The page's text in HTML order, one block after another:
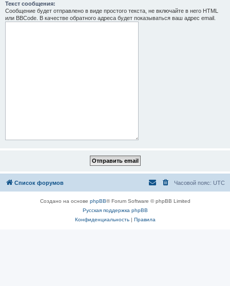
Текст сообщения:
Сообщение будет отправлено в виде простого текста, не включайте в него HTML
или BBCode. В качестве обратного адреса будет показываться ваш адрес email.
Список форумов Часовой пояс: UTC
Создано на основе phpBB® Forum Software © phpBB Limited
Русская поддержка phpBB
Конфиденциальность| Правила